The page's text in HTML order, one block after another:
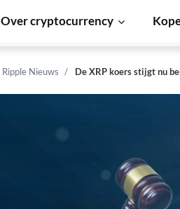
Over cryptocurrency
Ripple Nieuws De XRP koers stijgt nu